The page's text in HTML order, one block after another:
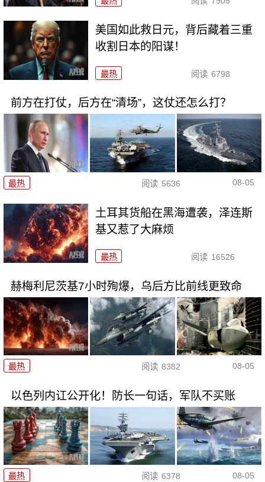
美国如此救日元，背后藏着三重
收割日本的阳谋！
最热 阅读 6798
前方在打仗，后方在“清场”，这仗还怎么打？
最热 阅读 5636 08-05
土耳其货船在黑海遭袭，泽连斯
基又惹了大麻烦
最热 阅读 16526
赫梅利尼茨基7小时殉爆，乌后方比前线更致命
最热 阅读 8382 08-05
以色列内讧公开化！防长一句话，军队不买账
最热 阅读 6378 08-05